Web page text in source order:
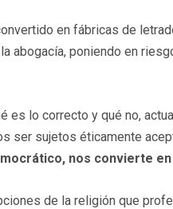
en fábricas de
abogacía, poniendo en
es lo correcto y qué no,
ser sujetos éticamente
nos convierte en
de la religión que